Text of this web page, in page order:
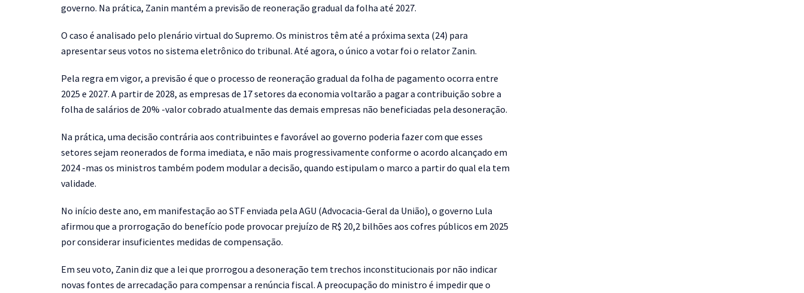
governo. Na prática, Zanin mantém a previsão de reoneração gradual da folha até 2027.
O caso é analisado pelo plenário virtual do Supremo. Os ministros têm até a próxima sexta (24) para
apresentar seus votos no sistema eletrônico do tribunal. Até agora, o único a votar foi o relator Zanin.
Pela regra em vigor, a previsão é que o processo de reoneração gradual da folha de pagamento ocorra entre
2025 e 2027. A partir de 2028, as empresas de 17 setores da economia voltarão a pagar a contribuição sobre a
folha de salários de 20% -valor cobrado atualmente das demais empresas não beneficiadas pela desoneração.
Na prática, uma decisão contrária aos contribuintes e favorável ao governo poderia fazer com que esses
setores sejam reonerados de forma imediata, e não mais progressivamente conforme o acordo alcançado em
2024 -mas os ministros também podem modular a decisão, quando estipulam o marco a partir do qual ela tem
validade.
No início deste ano, em manifestação ao STF enviada pela AGU (Advocacia-Geral da União), o governo Lula
afirmou que a prorrogação do benefício pode provocar prejuízo de R$ 20,2 bilhões aos cofres públicos em 2025
por considerar insuficientes medidas de compensação.
Em seu voto, Zanin diz que a lei que prorrogou a desoneração tem trechos inconstitucionais por não indicar
novas fontes de arrecadação para compensar a renúncia fiscal. A preocupação do ministro é impedir que o